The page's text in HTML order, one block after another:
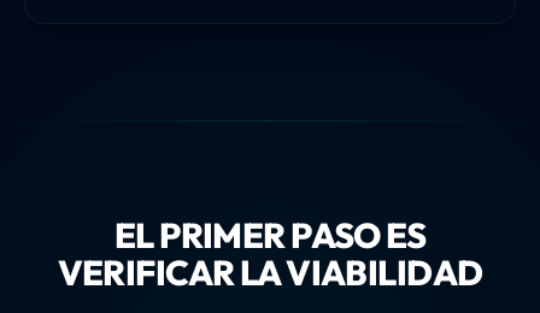
EL PRIMER PASO ES
VERIFICAR LA VIABILIDAD